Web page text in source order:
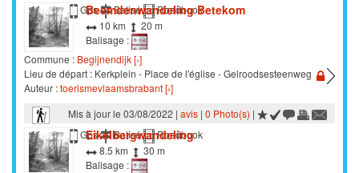
Marche
Gps Balisé Roadbook
Beemdenwandeling Betekom
10 km
20 m
Balisage :
Commune : Begijnendijk [›]
Lieu de départ : Kerkplein - Place de l'église - Gelroodsesteenweg
Auteur :toerismevlaamsbrabant [›]
Mis à jour le 03/08/2022 | avis| 0 Photo(s) |
Marche
Gps Balisé Roadbook
Eikelbergwandeling
8.5 km
30 m
Balisage :